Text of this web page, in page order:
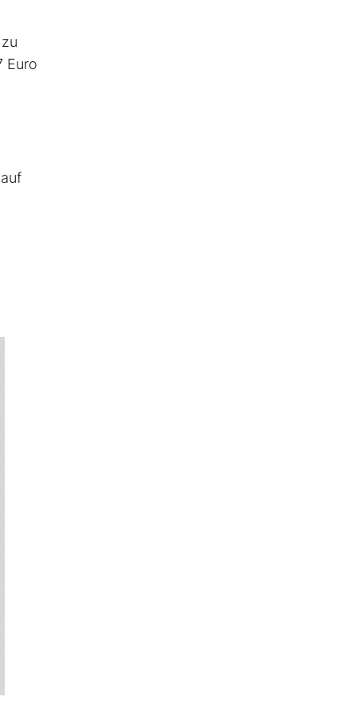
Euro
auf